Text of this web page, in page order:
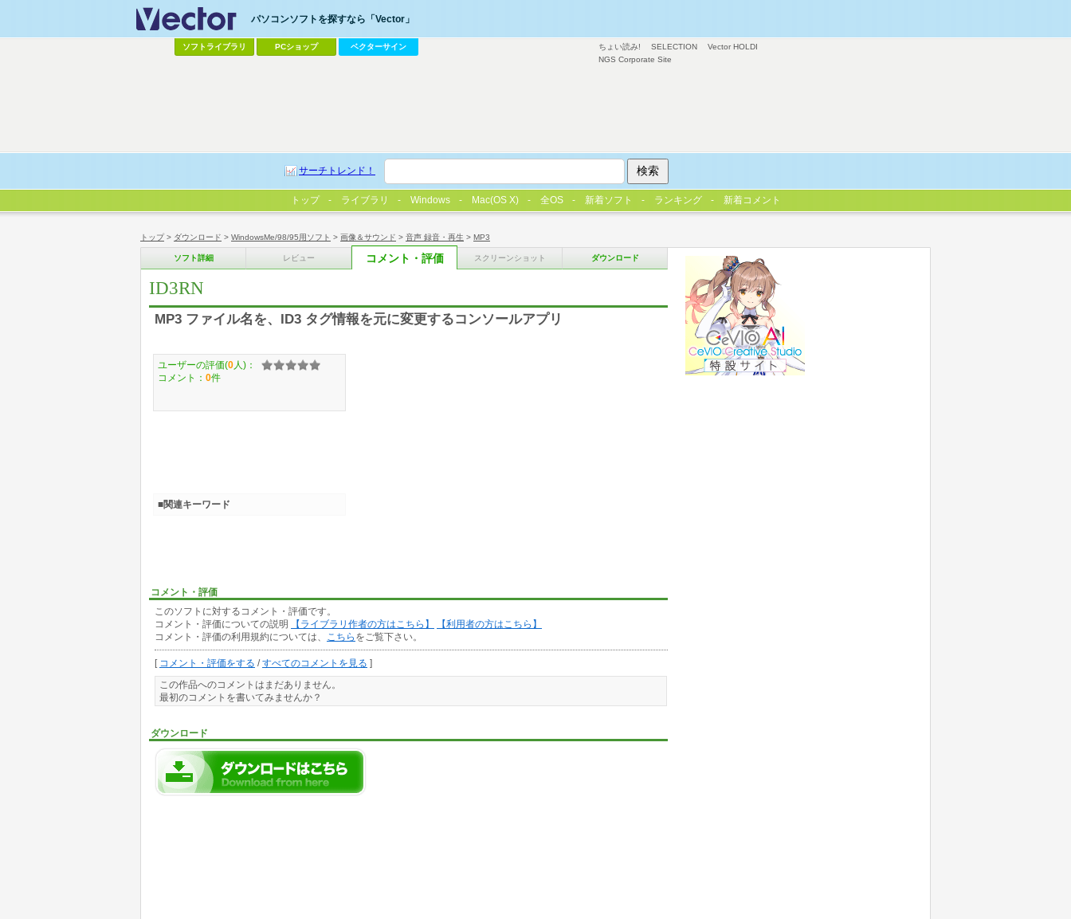
トップ> ダウンロード > WindowsMe/98/95用ソフト > 画像＆サウンド > 音声 録音・再生 > MP3
ソフト詳細 レビュー コメント・評価 スクリーンショット ダウンロード
ID3RN
MP3 ファイル名を、ID3 タグ情報を元に変更するコンソールアプリ
コメント・評価
このソフトに対するコメント・評価です。
コメント・評価についての説明
【ライブラリ作者の方はこちら】
【利用者の方はこちら】
コメント・評価の利用規約については、
こちら をご覧下さい。
[ コメント・評価をする /すべてのコメントを見る ]
この作品へのコメントはまだありません。
最初のコメントを書いてみませんか？
ダウンロード
ユーザーの評価(0 人)：
コメント： 0件
■関連キーワード
ちょい読み! SELECTION
Vector HOLDI
NGS Corporate Site
パソコンソフトを探すなら「Vector」
ソフトライブラリ PCショップ ベクターサイン
サーチトレンド！
トップ ライブラリ Windows Mac(OS X) 全OS 新着ソフト ランキング 新着コメント